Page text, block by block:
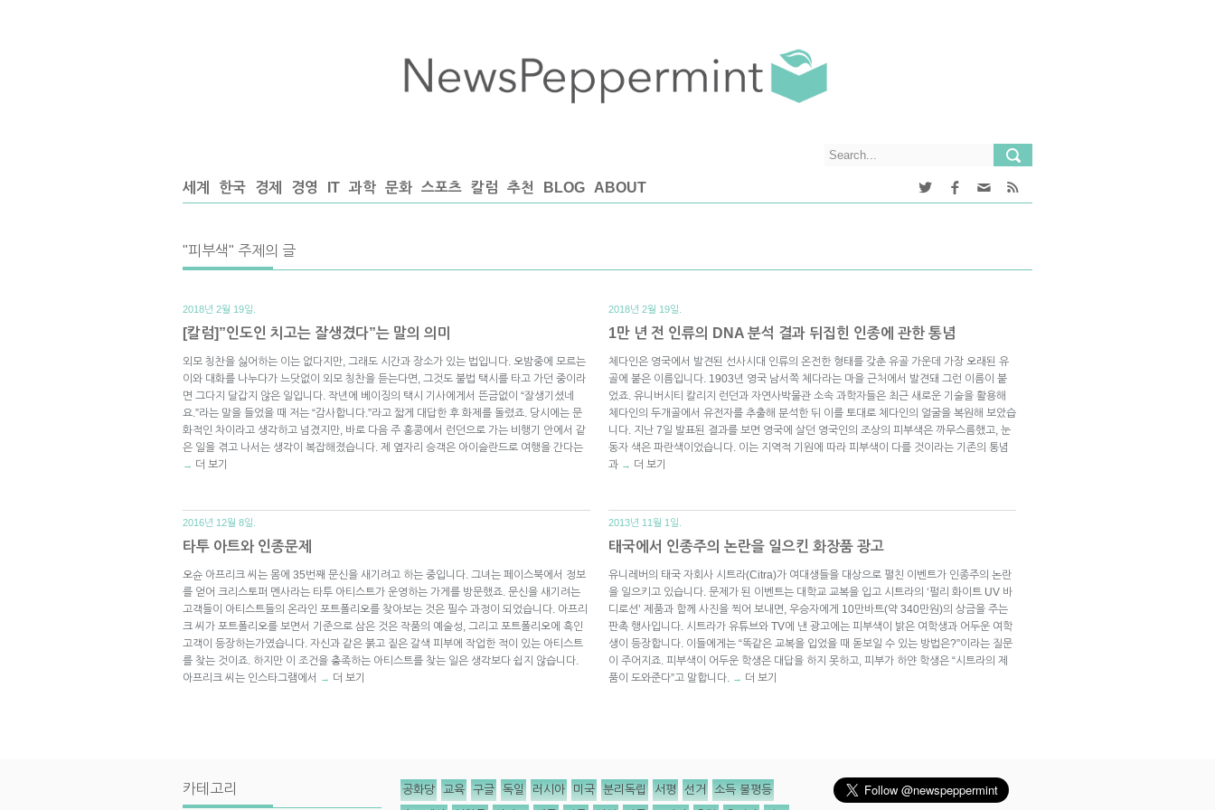
세계 한국 경제 경영 IT 과학 문화 스포츠 칼럼 추천 BLOG ABOUT
"피부색" 주제의 글
2018년 2월 19일.
[칼럼]”인도인 치고는 잘생겼다”는 말의 의미
외모 칭찬을 싫어하는 이는 없다지만, 그래도 시간과 장소가 있는 법입니다. 오밤중에 모르는
이와 대화를 나누다가 느닷없이 외모 칭찬을 듣는다면, 그것도 불법 택시를 타고 가던 중이라
면 그다지 달갑지 않은 일입니다. 작년에 베이징의 택시 기사에게서 뜬금없이 “잘생기셨네
요.”라는 말을 들었을 때 저는 “감사합니다.”라고 짧게 대답한 후 화제를 돌렸죠. 당시에는 문
화적인 차이라고 생각하고 넘겼지만, 바로 다음 주 홍콩에서 런던으로 가는 비행기 안에서 같
은 일을 겪고 나서는 생각이 복잡해졌습니다. 제 옆자리 승객은 아이슬란드로 여행을 간다는
→ 더 보기
2018년 2월 19일.
1만 년 전 인류의 DNA 분석 결과 뒤집힌 인종에 관한 통념
체다인은 영국에서 발견된 선사시대 인류의 온전한 형태를 갖춘 유골 가운데 가장 오래된 유
골에 붙은 이름입니다. 1903년 영국 남서쪽 체다라는 마을 근처에서 발견돼 그런 이름이 붙
었죠. 유니버시티 칼리지 런던과 자연사박물관 소속 과학자들은 최근 새로운 기술을 활용해
체다인의 두개골에서 유전자를 추출해 분석한 뒤 이를 토대로 체다인의 얼굴을 복원해 보았습
니다. 지난 7일 발표된 결과를 보면 영국에 살던 영국인의 조상의 피부색은 까무스름했고, 눈
동자 색은 파란색이었습니다. 이는 지역적 기원에 따라 피부색이 다를 것이라는 기존의 통념
과 → 더 보기
2016년 12월 8일.
타투 아트와 인종문제
오슌 아프리크 씨는 몸에 35번째 문신을 새기려고 하는 중입니다. 그녀는 페이스북에서 정보
를 얻어 크리스토퍼 멘사라는 타투 아티스트가 운영하는 가게를 방문했죠. 문신을 새기려는
고객들이 아티스트들의 온라인 포트폴리오를 찾아보는 것은 필수 과정이 되었습니다. 아프리
크 씨가 포트폴리오를 보면서 기준으로 삼은 것은 작품의 예술성, 그리고 포트폴리오에 흑인
고객이 등장하는가였습니다. 자신과 같은 붉고 짙은 갈색 피부에 작업한 적이 있는 아티스트
를 찾는 것이죠. 하지만 이 조건을 충족하는 아티스트를 찾는 일은 생각보다 쉽지 않습니다.
아프리크 씨는 인스타그램에서
→ 더 보기
2013년 11월 1일.
태국에서 인종주의 논란을 일으킨 화장품 광고
유니레버의 태국 자회사 시트라(Citra)가 여대생들을 대상으로 펼친 이벤트가 인종주의 논란
을 일으키고 있습니다. 문제가 된 이벤트는 대학교 교복을 입고 시트라의 ‘펄리 화이트 UV 바
디로션’ 제품과 함께 사진을 찍어 보내면, 우승자에게 10만바트(약 340만원)의 상금을 주는
판촉 행사입니다. 시트라가 유튜브와 TV에 낸 광고에는 피부색이 밝은 여학생과 어두운 여학
생이 등장합니다. 이들에게는 “똑같은 교복을 입었을 때 돋보일 수 있는 방법은?”이라는 질문
이 주어지죠. 피부색이 어두운 학생은 대답을 하지 못하고, 피부가 하얀 학생은 “시트라의 제
품이 도와준다”고 말합니다. → 더 보기
카테고리 공화당 교육 구글 독일 러시아 미국 분리독립 서평 선거 소득 불평등